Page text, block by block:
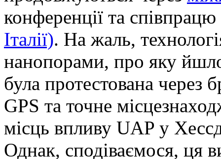
конференції та
Італії). На жаль,
нанопорами, про яку
була протестована через
GPS та точне
місць впливу UAP у
Однак, сподіваємося, ця